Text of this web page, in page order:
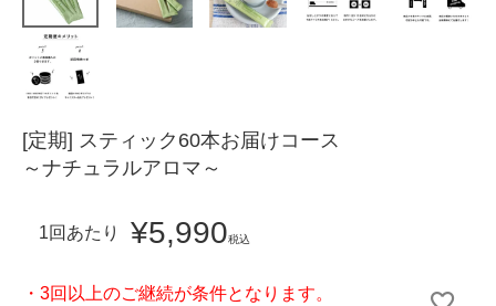
[定期] スティック60本お届けコース
～ナチュラルアロマ～
1回あたり ¥5,990税込
・3回以上のご継続が条件となります。